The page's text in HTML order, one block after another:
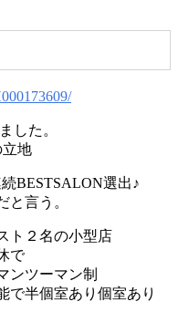
した。
地
BESTSALON選出♪
言う。
ト２名の小型店
で
ンツーマン制
で半個室あり個室あり